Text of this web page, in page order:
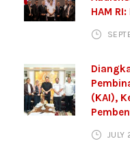
HAM
(KAI),